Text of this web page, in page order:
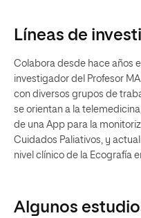
Líneas de
Colabora desde hace años
investigador del Profesor
con diversos grupos de
se orientan a la
de una App para la
Cuidados Paliativos, y
nivel clínico de la Ecografía
Algunos